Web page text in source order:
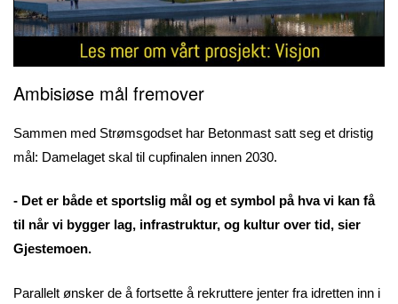
Ambisiøse mål fremover
Sammen med Strømsgodset har Betonmast satt seg et dristig
mål: Damelaget skal til cupfinalen innen 2030.
- Det er både et sportslig mål og et symbol på hva vi kan få
til når vi bygger lag, infrastruktur, og kultur over tid, sier
Gjestemoen.
Parallelt ønsker de å fortsette å rekruttere jenter fra idretten inn i